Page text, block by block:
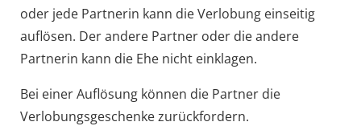
oder jede Partnerin kann die Verlobung einseitig
auflösen. Der andere Partner oder die andere
Partnerin kann die Ehe nicht einklagen.
Bei einer Auflösung können die Partner die
Verlobungsgeschenke zurückfordern.